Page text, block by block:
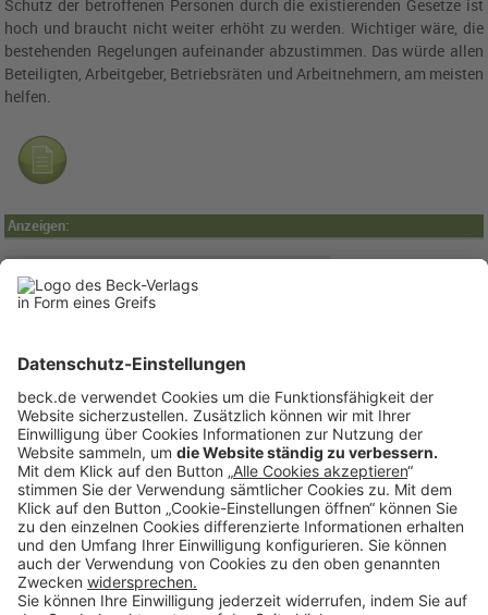
Schutz der betroffenen Personen durch die existierenden Gesetze ist
hoch und braucht nicht weiter erhöht zu werden. Wichtiger wäre, die
bestehenden Regelungen aufeinander abzustimmen. Das würde allen
Beteiligten, Arbeitgeber, Betriebsräten und Arbeitnehmern, am meisten
helfen.
Anzeigen:
BECK Stellenmarkt